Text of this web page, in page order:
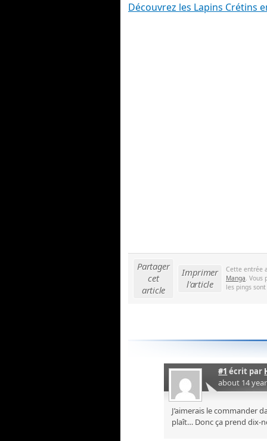
Découvrez les Lapins Crétins
Partager
cet
article
Imprimer
l'article
Cette entrée
Manga. Vous
les pings
#1 écrit par
about 14
J’aimerais le commander
plaît… Donc ça prend dix-